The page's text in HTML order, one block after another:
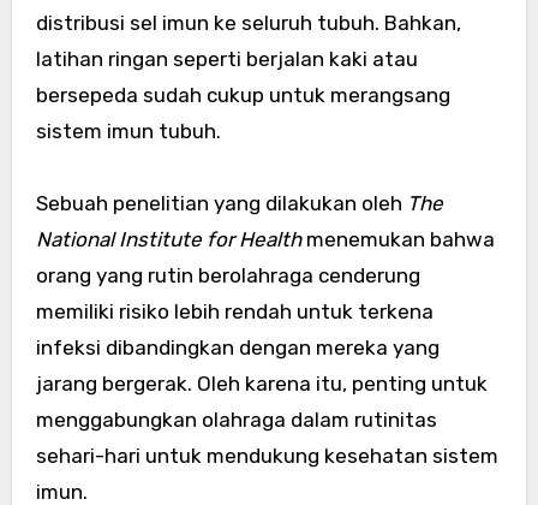
distribusi sel imun ke seluruh tubuh. Bahkan,
latihan ringan seperti berjalan kaki atau
bersepeda sudah cukup untuk merangsang
sistem imun tubuh.
Sebuah penelitian yang dilakukan oleh The
National Institute for Healthmenemukan bahwa
orang yang rutin berolahraga cenderung
memiliki risiko lebih rendah untuk terkena
infeksi dibandingkan dengan mereka yang
jarang bergerak. Oleh karena itu, penting untuk
menggabungkan olahraga dalam rutinitas
sehari-hari untuk mendukung kesehatan sistem
imun.